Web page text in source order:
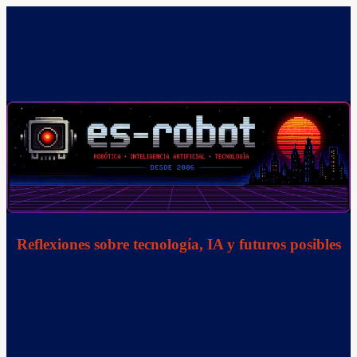
Reflexiones sobre tecnología, IA y futuros posibles